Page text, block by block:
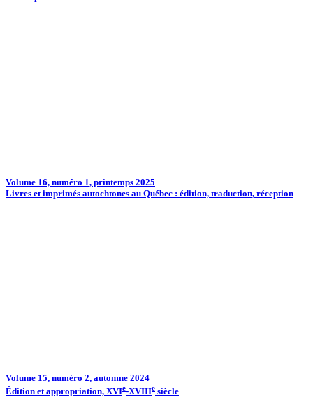
Volume 16, numéro 1, printemps 2025
Livres et imprimés autochtones au Québec : édition, traduction, réception
Volume 15, numéro 2, automne 2024
Édition et appropriation, XVIe-XVIIIe siècle